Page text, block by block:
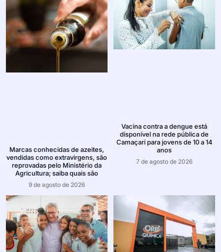
Marcas conhecidas de azeites,
vendidas como extravirgens, são
reprovadas pelo Ministério da
Agricultura; saiba quais são
9 de agosto de 2026
Vacina contra a dengue está
disponível na rede pública de
Camaçari para jovens de 10 a 14
anos
7 de agosto de 2026